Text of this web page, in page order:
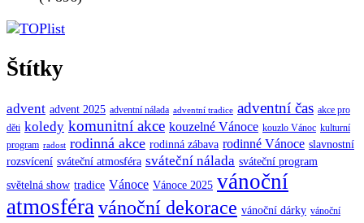
Štítky
advent advent 2025 adventní nálada adventní tradice adventní čas akce pro
děti koledy komunitní akce kouzelné Vánoce kouzlo Vánoc kulturní
program radost rodinná akce rodinná zábava rodinné Vánoce slavnostní
rozsvícení sváteční atmosféra sváteční nálada sváteční program
světelná show tradice Vánoce Vánoce 2025 vánoční
atmosféravánoční dekorace vánoční dárky vánoční